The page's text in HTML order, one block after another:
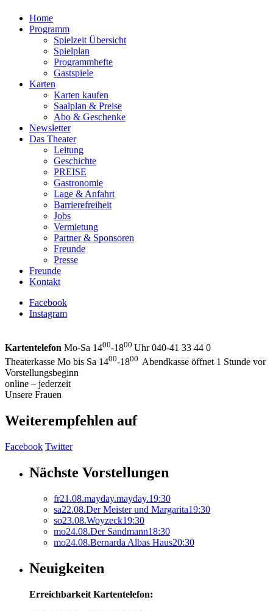
Home
Programm
Spielzeit Übersicht
Spielplan
Programmhefte
Gastspiele
Karten
Karten kaufen
Saalplan & Preise
Abo & Geschenke
Newsletter
Das Theater
Leitung
Geschichte
PREISE
Gastronomie
Lage & Anfahrt
Barrierefreiheit
Jobs
Vermietung
Partner & Sponsoren
Freunde
Presse
Freunde
Kontakt
Facebook
Instagram
Kartentelefon Mo-Sa 1400-1800 Uhr 040-41 33 44 0
Theaterkasse Mo bis Sa 1400-1800 Abendkasse öffnet 1 Stunde vor
Vorstellungsbeginn
online – jederzeit
Unsere Frauen
Weiterempfehlen auf
Facebook Twitter
Nächste Vorstellungen
fr21.08.mayday.mayday.19:30
sa22.08.Der Meister und Margarita19:30
so23.08.Woyzeck19:30
mo24.08.Der Sandmann18:30
mo24.08.Bernarda Albas Haus20:30
Neuigkeiten
Erreichbarkeit Kartentelefon: